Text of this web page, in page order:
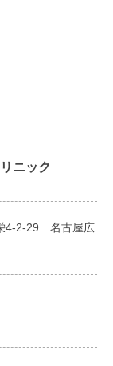
ニック
4-2-29 名古屋広